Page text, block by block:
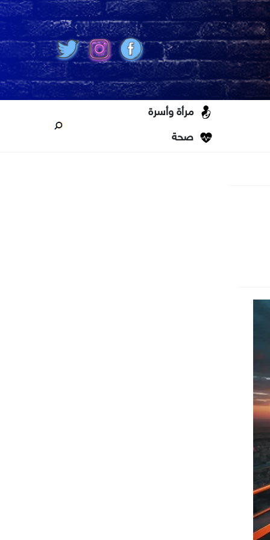
مرأة وأسرة
صحة